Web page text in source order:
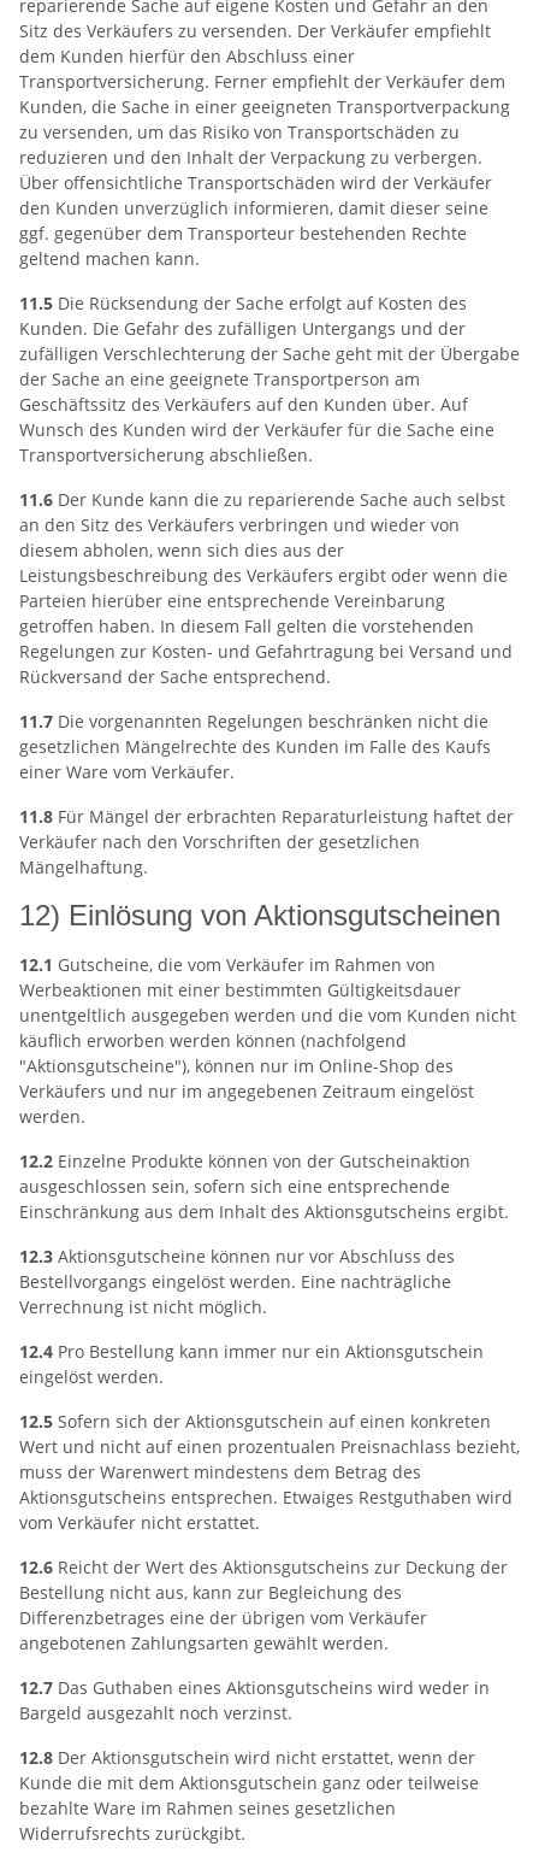
reparierende Sache auf eigene Kosten und Gefahr an den
Sitz des Verkäufers zu versenden. Der Verkäufer empfiehlt
dem Kunden hierfür den Abschluss einer
Transportversicherung. Ferner empfiehlt der Verkäufer dem
Kunden, die Sache in einer geeigneten Transportverpackung
zu versenden, um das Risiko von Transportschäden zu
reduzieren und den Inhalt der Verpackung zu verbergen.
Über offensichtliche Transportschäden wird der Verkäufer
den Kunden unverzüglich informieren, damit dieser seine
ggf. gegenüber dem Transporteur bestehenden Rechte
geltend machen kann.
11.5 Die Rücksendung der Sache erfolgt auf Kosten des
Kunden. Die Gefahr des zufälligen Untergangs und der
zufälligen Verschlechterung der Sache geht mit der Übergabe
der Sache an eine geeignete Transportperson am
Geschäftssitz des Verkäufers auf den Kunden über. Auf
Wunsch des Kunden wird der Verkäufer für die Sache eine
Transportversicherung abschließen.
11.6 Der Kunde kann die zu reparierende Sache auch selbst
an den Sitz des Verkäufers verbringen und wieder von
diesem abholen, wenn sich dies aus der
Leistungsbeschreibung des Verkäufers ergibt oder wenn die
Parteien hierüber eine entsprechende Vereinbarung
getroffen haben. In diesem Fall gelten die vorstehenden
Regelungen zur Kosten- und Gefahrtragung bei Versand und
Rückversand der Sache entsprechend.
11.7 Die vorgenannten Regelungen beschränken nicht die
gesetzlichen Mängelrechte des Kunden im Falle des Kaufs
einer Ware vom Verkäufer.
11.8 Für Mängel der erbrachten Reparaturleistung haftet der
Verkäufer nach den Vorschriften der gesetzlichen
Mängelhaftung.
12) Einlösung von Aktionsgutscheinen
12.1 Gutscheine, die vom Verkäufer im Rahmen von
Werbeaktionen mit einer bestimmten Gültigkeitsdauer
unentgeltlich ausgegeben werden und die vom Kunden nicht
käuflich erworben werden können (nachfolgend
"Aktionsgutscheine"), können nur im Online-Shop des
Verkäufers und nur im angegebenen Zeitraum eingelöst
werden.
12.2 Einzelne Produkte können von der Gutscheinaktion
ausgeschlossen sein, sofern sich eine entsprechende
Einschränkung aus dem Inhalt des Aktionsgutscheins ergibt.
12.3 Aktionsgutscheine können nur vor Abschluss des
Bestellvorgangs eingelöst werden. Eine nachträgliche
Verrechnung ist nicht möglich.
12.4 Pro Bestellung kann immer nur ein Aktionsgutschein
eingelöst werden.
12.5 Sofern sich der Aktionsgutschein auf einen konkreten
Wert und nicht auf einen prozentualen Preisnachlass bezieht,
muss der Warenwert mindestens dem Betrag des
Aktionsgutscheins entsprechen. Etwaiges Restguthaben wird
vom Verkäufer nicht erstattet.
12.6 Reicht der Wert des Aktionsgutscheins zur Deckung der
Bestellung nicht aus, kann zur Begleichung des
Differenzbetrages eine der übrigen vom Verkäufer
angebotenen Zahlungsarten gewählt werden.
12.7 Das Guthaben eines Aktionsgutscheins wird weder in
Bargeld ausgezahlt noch verzinst.
12.8 Der Aktionsgutschein wird nicht erstattet, wenn der
Kunde die mit dem Aktionsgutschein ganz oder teilweise
bezahlte Ware im Rahmen seines gesetzlichen
Widerrufsrechts zurückgibt.